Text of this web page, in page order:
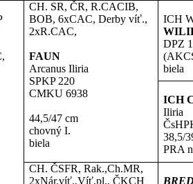
CH. SR, ČR, R.CACIB,
BOB, 6xCAC, Derby víť.,
2xR.CAC,
FAUN
Arcanus Iliria
SPKP 220
CMKU 6938
44,5/47 cm
chovný I.
biela
ICH
DPZ
biela
ICH
Iliria
38,5/
PRA
CH. ČSFR, Rak.,Ch.MR,
2xNár.víť.,Víť.pl., ČKCH